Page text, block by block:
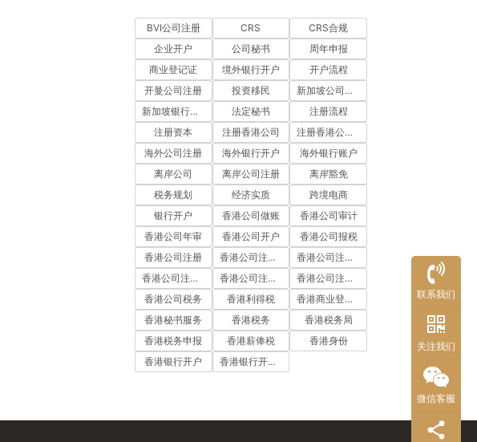
BVI公司注册 CRS
CRS合规
企业开户
公司秘书
周年申报
商业登记证
境外银行开户
开户流程
开曼公司注册
投资移民
新加坡公司注册
新加坡银行开户
法定秘书
注册流程
注册资本
注册香港公司
注册香港公司流程
海外公司注册
海外银行开户
海外银行账户
离岸公司
离岸公司注册
离岸豁免
税务规划
经济实质
跨境电商
银行开户
香港公司做账
香港公司审计
香港公司年审
香港公司开户
香港公司报税
香港公司注册
香港公司注册代办
香港公司注册处
香港公司注册流程
香港公司注册费用
香港公司注册资料
香港公司税务
香港利得税
香港商业登记证
香港秘书服务
香港税务
香港税务局
香港税务申报
香港薪俸税
香港身份
香港银行开户
香港银行开户流程
联系我们
关注我们
微信客服